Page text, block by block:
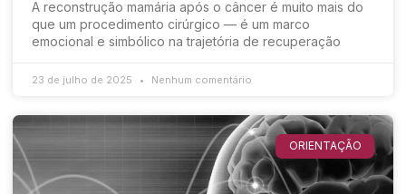
A reconstrução mamária após o câncer é muito mais do
que um procedimento cirúrgico — é um marco
emocional e simbólico na trajetória de recuperação
23 de julho de 2025 Nenhum comentário
ORIENTAÇÃO